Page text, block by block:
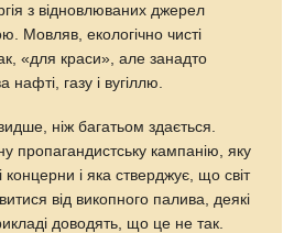
з відновлюваних джерел
Мовляв, екологічно чисті
«для краси», але занадто
нафті, газу і вугіллю.
ніж багатьом здається.
пропагандистську кампанію, яку
концерни і яка стверджує, що світ
від викопного палива, деякі
доводять, що це не так.